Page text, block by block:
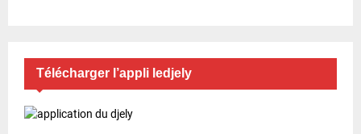
Télécharger l’appli ledjely